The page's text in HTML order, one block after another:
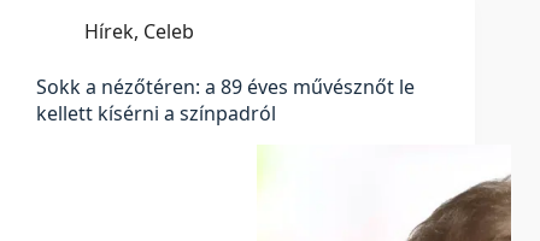
Hírek, Celeb
Sokk a nézőtéren: a 89 éves művésznőt le
kellett kísérni a színpadról